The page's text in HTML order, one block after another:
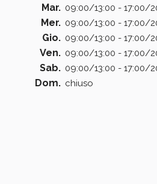
Mar. 09:00/13:00 - 17:00/
Mer. 09:00/13:00 - 17:00/
Gio. 09:00/13:00 - 17:00/
Ven. 09:00/13:00 - 17:00/
Sab. 09:00/13:00 - 17:00/
Dom. chiuso